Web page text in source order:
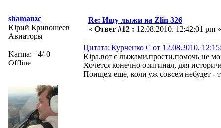
shamanzc
Юрий Кривошеев
Авиаторы
Karma: +4/-0
Offline
Re: Ищу лыжи на Zlin 326
« Ответ #12 : 12.08.2010, 12:42:01 pm »
Цитата: Курченко С от 12.08.2010,
Юра,вот с лыжами,прости,помочь не
Хочется конечно оригинал, для
Поищем еще, коли уж совсем небудет -